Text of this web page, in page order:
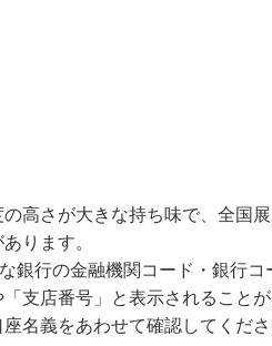
高さが大きな持ち味で、全国
ります。
銀行の金融機関コード・銀行コ
支店番号」と表示されること
名義をあわせて確認してくださ